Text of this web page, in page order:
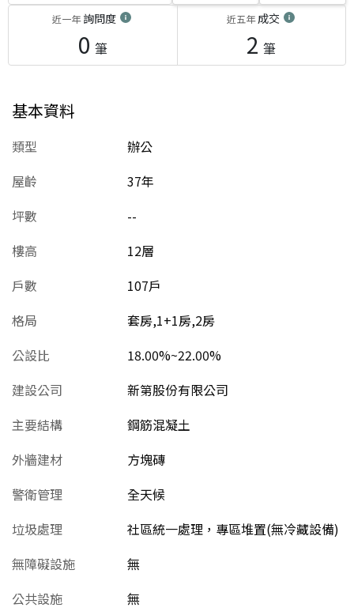
近一年詢問度
0 筆
近五年成交
2 筆
基本資料
類型
辦公
屋齡
37年
坪數
--
樓高
12層
戶數
107戶
格局
套房,1+1房,2房
公設比
18.00%~22.00%
建設公司
新第股份有限公司
主要結構
鋼筋混凝土
外牆建材
方塊磚
警衛管理
全天候
垃圾處理
社區統一處理，專區堆置(無冷藏設備)
無障礙設施
無
公共設施
無